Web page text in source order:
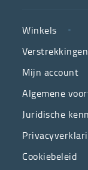
neutrale
ziekenfondsen,
is
partner
in
zorg.
We
LINKS
Winkels
Verstrekkingen
Mijn account
Algemene
Juridische
Cookiebeleid